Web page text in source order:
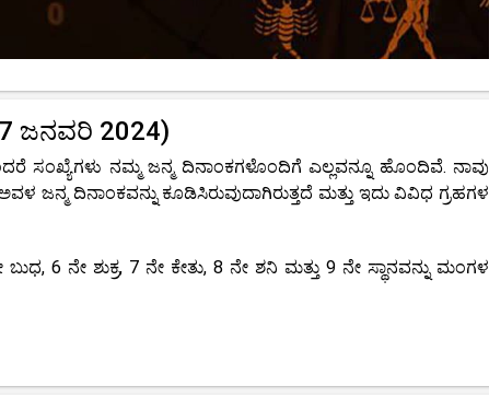
ಜನವರಿ 2024)
ಸಂಖ್ಯೆಗಳು ನಮ್ಮ ಜನ್ಮ ದಿನಾಂಕಗಳೊಂದಿಗೆ ಎಲ್ಲವನ್ನೂ ಹೊಂದಿವೆ. ನಾವು
ದಿನಾಂಕವನ್ನು ಕೂಡಿಸಿರುವುದಾಗಿರುತ್ತದೆ ಮತ್ತು ಇದು ವಿವಿಧ ಗ್ರಹಗಳ
6 ನೇ ಶುಕ್ರ, 7 ನೇ ಕೇತು, 8 ನೇ ಶನಿ ಮತ್ತು 9 ನೇ ಸ್ಥಾನವನ್ನು ಮಂಗಳ